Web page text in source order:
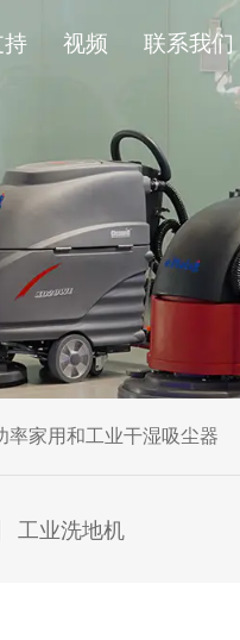
视频 联系我们
率家用和工业干湿吸尘器
工业洗地机